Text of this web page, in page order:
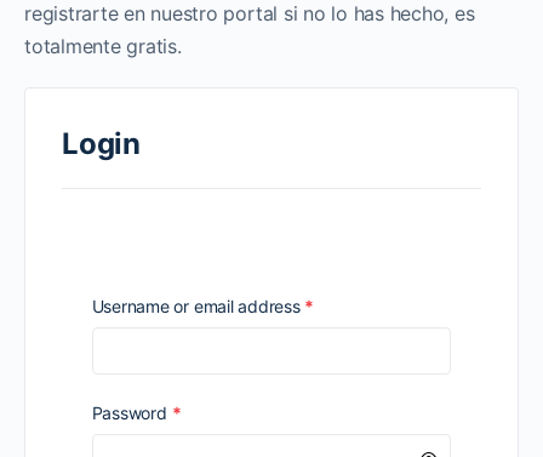
registrarte en nuestro portal si no lo has hecho, es
totalmente gratis.
Login
Username or email address *
Password *Required